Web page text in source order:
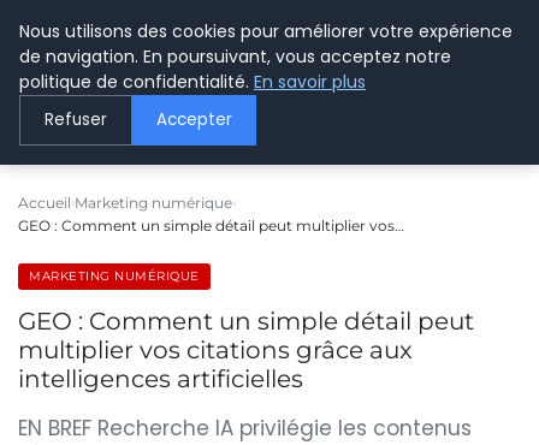
LE WEBMARKETING
Accueil Marketing numérique
GEO : Comment un simple détail peut multiplier vos…
MARKETING NUMÉRIQUE
GEO : Comment un simple détail peut
multiplier vos citations grâce aux
intelligences artificielles
EN BREF Recherche IA privilégie les contenus
Nous utilisons des cookies pour améliorer votre expérience
de navigation. En poursuivant, vous acceptez notre
politique de confidentialité. En savoir plus
Refuser Accepter